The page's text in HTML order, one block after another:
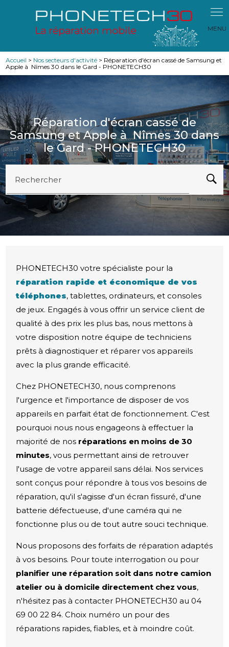
Accueil > Nos secteurs d'activité > Réparation d'écran cassé de Samsung et
Apple à Nîmes 30 dans le Gard - PHONETECH30
Réparation d'écran cassé de
Samsung et Apple à Nîmes 30 dans
le Gard - PHONETECH30
Rechercher
PHONETECH30 votre spécialiste pour la
réparation rapide et économique de vos
téléphones, tablettes, ordinateurs, et consoles
de jeux. Engagés à vous offrir un service client de
qualité à des prix les plus bas, nous mettons à
votre disposition notre équipe de techniciens
prêts à diagnostiquer et réparer vos appareils
avec la plus grande efficacité.
Chez PHONETECH30, nous comprenons
l'urgence et l'importance de disposer de vos
appareils en parfait état de fonctionnement. C'est
pourquoi nous nous engageons à effectuer la
majorité de nos réparations en moins de 30
minutes, vous permettant ainsi de retrouver
l'usage de votre appareil sans délai. Nos services
sont conçus pour répondre à tous vos besoins de
réparation, qu'il s'agisse d'un écran fissuré, d'une
batterie défectueuse, d'une caméra qui ne
fonctionne plus ou de tout autre souci technique.
Nous proposons des forfaits de réparation adaptés
à vos besoins. Pour toute interrogation ou pour
planifier une réparation soit dans notre camion
atelier ou à domicile directement chez vous,
n'hésitez pas à contacter PHONETECH30 au 04
69 00 22 84. Choix numéro un pour des
réparations rapides, fiables, et à moindre coût.